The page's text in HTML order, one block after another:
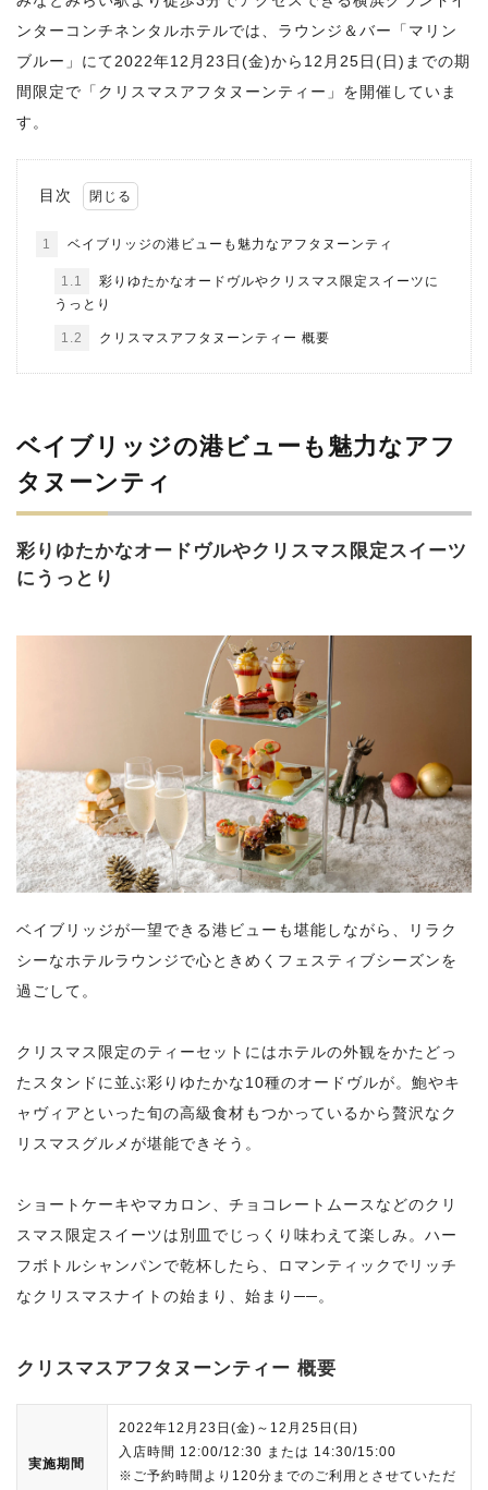
ンターコンチネンタルホテルでは、ラウンジ＆バー「マリン
ブルー」にて2022年12月23日(金)から12月25日(日)までの期
間限定で「クリスマスアフタヌーンティー」を開催していま
す。
目次
1 ベイブリッジの港ビューも魅力なアフタヌーンティ
1.1
彩りゆたかなオードヴルやクリスマス限定スイーツに
うっとり
1.2 クリスマスアフタヌーンティー 概要
ベイブリッジの港ビューも魅力なアフ
タヌーンティ
彩りゆたかなオードヴルやクリスマス限定スイーツ
にうっとり
ベイブリッジが一望できる港ビューも堪能しながら、リラク
シーなホテルラウンジで心ときめくフェスティブシーズンを
過ごして。
クリスマス限定のティーセットにはホテルの外観をかたどっ
たスタンドに並ぶ彩りゆたかな10種のオードヴルが。鮑やキ
ャヴィアといった旬の高級食材もつかっているから贅沢なク
リスマスグルメが堪能できそう。
ショートケーキやマカロン、チョコレートムースなどのクリ
スマス限定スイーツは別皿でじっくり味わえて楽しみ。ハー
フボトルシャンパンで乾杯したら、ロマンティックでリッチ
なクリスマスナイトの始まり、始まり──。
クリスマスアフタヌーンティー 概要
実施期間
2022年12月23日(金)～12月25日(日)
入店時間 12:00/12:30 または 14:30/15:00
※ご予約時間より120分までのご利用とさせていただ